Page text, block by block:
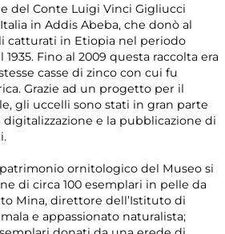
del Conte Luigi Vinci Gigliucci
in Addis Abeba, che donò al
catturati in Etiopia nel periodo
1935. Fino al 2009 questa raccolta era
casse di zinco con cui fu
Grazie ad un progetto per il
gli uccelli sono stati in gran parte
digitalizzazione e la pubblicazione di
ornitologico del Museo si
di circa 100 esemplari in pelle da
Mina, direttore dell’Istituto di
e appassionato naturalista;